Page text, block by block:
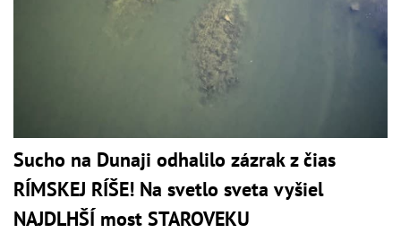
Sucho na Dunaji odhalilo zázrak z čias
RÍMSKEJ RÍŠE! Na svetlo sveta vyšiel
NAJDLHŠÍ most STAROVEKU